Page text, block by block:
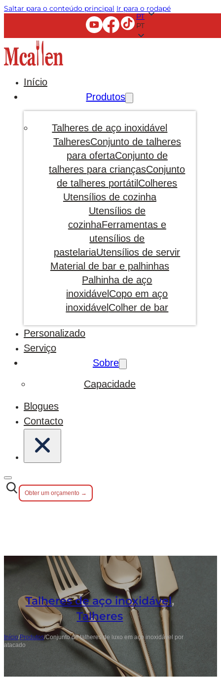
Saltar para o conteúdo principal Ir para o rodapé
PT
PT
Início
Produtos
Talheres de aço inoxidável
TalheresConjunto de talheres
para ofertaConjunto de
talheres para criançasConjunto
de talheres portátil Colheres
Utensílios de cozinha
Utensílios de
cozinhaFerramentas e
utensílios de
pastelariaUtensílios de servir
Material de bar e palhinhas
Palhinha de aço
inoxidável Copo em aço
inoxidável Colher de bar
Personalizado
Serviço
Sobre
Capacidade
Blogues
Contacto
Obter um orçamento →
Talheres de aço inoxidável,
Talheres
Início/Produtos/Conjunto de talheres de luxo em aço inoxidável por
atacado